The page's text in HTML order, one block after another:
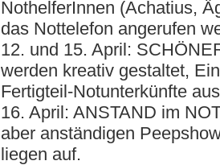
NothelferInnen (Achatius,
das Nottelefon angerufen
12. und 15. April:
werden kreativ gestaltet,
Fertigteil-Notunterkünfte
16. April: ANSTAND im
aber anständigen
liegen auf.